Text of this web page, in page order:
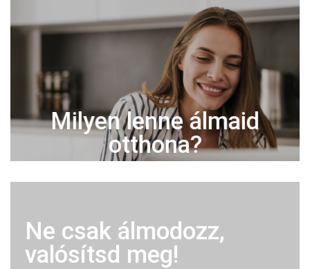
Ne csak álmodozz,
valósítsd meg!
Milyen lenne álmaid
otthona?